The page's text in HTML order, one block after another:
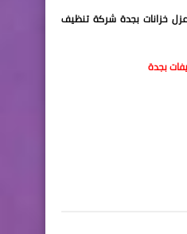
خزانات بجدة شركة تنظيف
بجدة